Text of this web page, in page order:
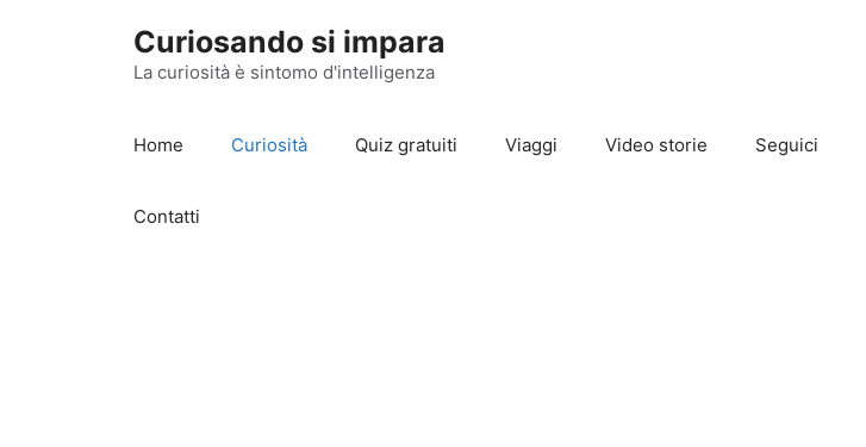
Curiosando si impara
La curiosità è sintomo d'intelligenza
Home Curiosità Quiz gratuiti Viaggi Video storie Seguici
Contatti